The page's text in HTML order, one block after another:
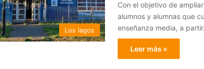
Los lagos
Con el objetivo de
alumnos y alumnas que
enseñanza media, a
Leer más »